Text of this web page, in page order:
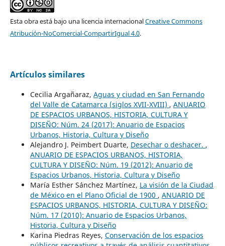
Esta obra está bajo una licencia internacionalCreative Commons
Atribución-NoComercial-CompartirIgual 4.0.
Artículos similares
Cecilia Argañaraz, Aguas y ciudad en San Fernando
del Valle de Catamarca (siglos XVII-XVIII) , ANUARIO
DE ESPACIOS URBANOS, HISTORIA, CULTURA Y
DISEÑO: Núm. 24 (2017): Anuario de Espacios
Urbanos, Historia, Cultura y Diseño
Alejandro J. Peimbert Duarte, Desechar o deshacer. ,
ANUARIO DE ESPACIOS URBANOS, HISTORIA,
CULTURA Y DISEÑO: Núm. 19 (2012): Anuario de
Espacios Urbanos, Historia, Cultura y Diseño
María Esther Sánchez Martínez, La visión de la Ciudad
de México en el Plano Oficial de 1900 , ANUARIO DE
ESPACIOS URBANOS, HISTORIA, CULTURA Y DISEÑO:
Núm. 17 (2010): Anuario de Espacios Urbanos,
Historia, Cultura y Diseño
Karina Piedras Reyes, Conservación de los espacios